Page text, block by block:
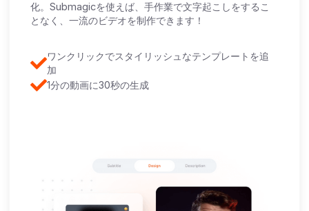
化。Submagicを使えば、手作業で文字起こしをするこ
となく、一流のビデオを制作できます！
ワンクリックでスタイリッシュなテンプレートを追
加
1分の動画に30秒の生成